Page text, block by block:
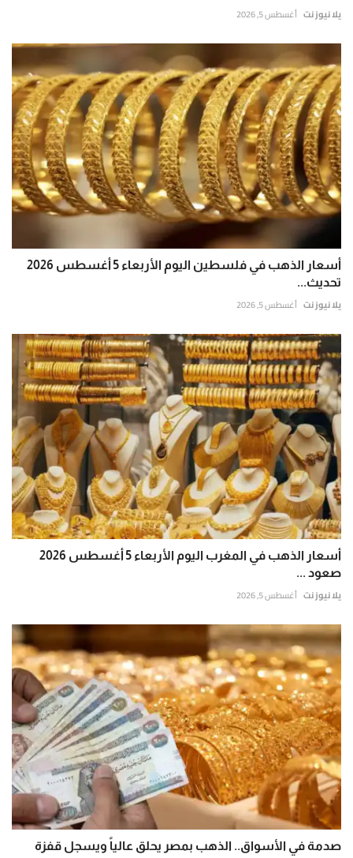
يلا نيوز نت أغسطس 5, 2026
أسعار الذهب في فلسطين اليوم الأربعاء 5 أغسطس 2026
تحديث...
يلا نيوز نت أغسطس 5, 2026
أسعار الذهب في المغرب اليوم الأربعاء 5 أغسطس 2026
صعود ...
يلا نيوز نت أغسطس 5, 2026
صدمة في الأسواق.. الذهب بمصر يحلق عالياً ويسجل قفزة